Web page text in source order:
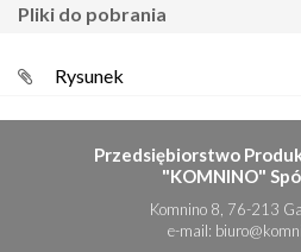
pliki do pobrania
Rysunek
Przedsiębiorstwo
"KOMNINO"
Komnino 8, 76-213
e-mail: